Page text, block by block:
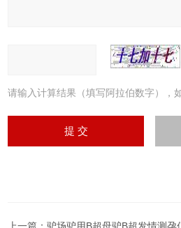
请输入计算结果（填写阿拉伯数字），